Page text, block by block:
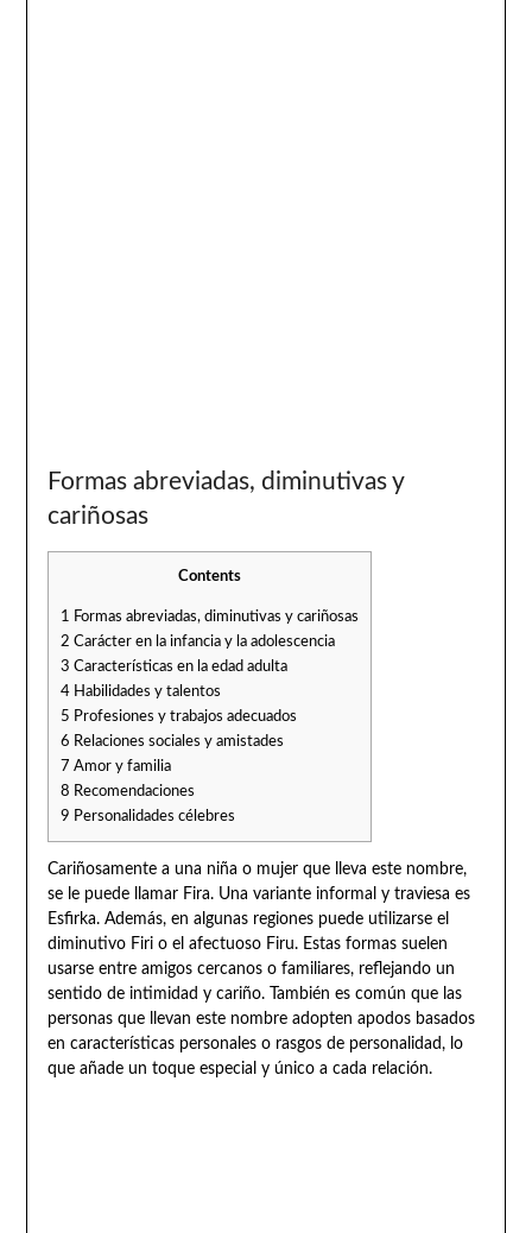
Formas abreviadas, diminutivas y
cariñosas
Contents
1 Formas abreviadas, diminutivas y cariñosas
2 Carácter en la infancia y la adolescencia
3 Características en la edad adulta
4Habilidades y talentos
5 Profesiones y trabajos adecuados
6 Relaciones sociales y amistades
7 Amor y familia
8 Recomendaciones
9 Personalidades célebres
Cariñosamente a una niña o mujer que lleva este nombre,
se le puede llamar Fira. Una variante informal y traviesa es
Esfirka. Además, en algunas regiones puede utilizarse el
diminutivo Firi o el afectuoso Firu. Estas formas suelen
usarse entre amigos cercanos o familiares, reflejando un
sentido de intimidad y cariño. También es común que las
personas que llevan este nombre adopten apodos basados
en características personales o rasgos de personalidad, lo
que añade un toque especial y único a cada relación.